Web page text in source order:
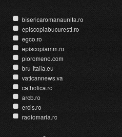
bisericaromanaunita.ro
episcopiabucuresti.ro
egco.ro
episcopiamm.ro
pioromeno.com
bru-italia.eu
vaticannews.va
catholica.ro
arcb.ro
ercis.ro
radiomaria.ro